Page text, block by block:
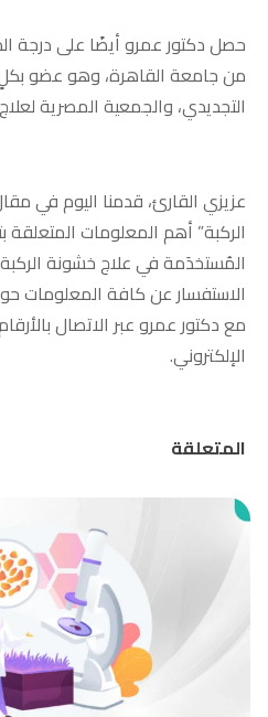
حصل دكتور عمرو أيضًا على درجة
من جامعة القاهرة، وهو عضو
التجديدي، والجمعية المصرية
عزيزي القارئ، قدمنا اليوم في
الركبة” أهم المعلومات المتعلقة
المُستخدَمة في علاج خشونة
الاستفسار عن كافة المعلومات
مع دكتور عمرو عبر الاتصال
الإلكتروني.
المتعلقة